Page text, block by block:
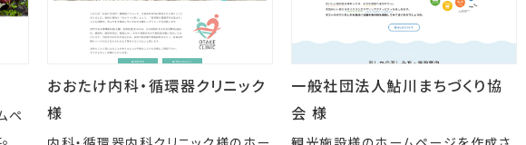
ペ
おおたけ内科・循環器クリニック
様
一般社団法人鮎川まちづくり協
会 様